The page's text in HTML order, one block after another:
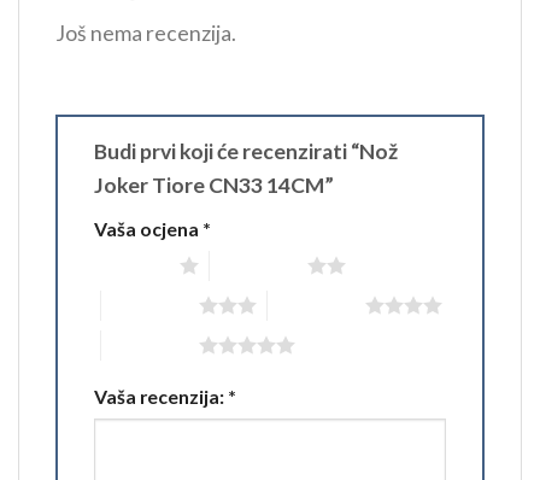
Još nema recenzija.
Budi prvi koji će recenzirati “Nož
Joker Tiore CN33 14CM”
Vaša ocjena *
Vaša recenzija: *